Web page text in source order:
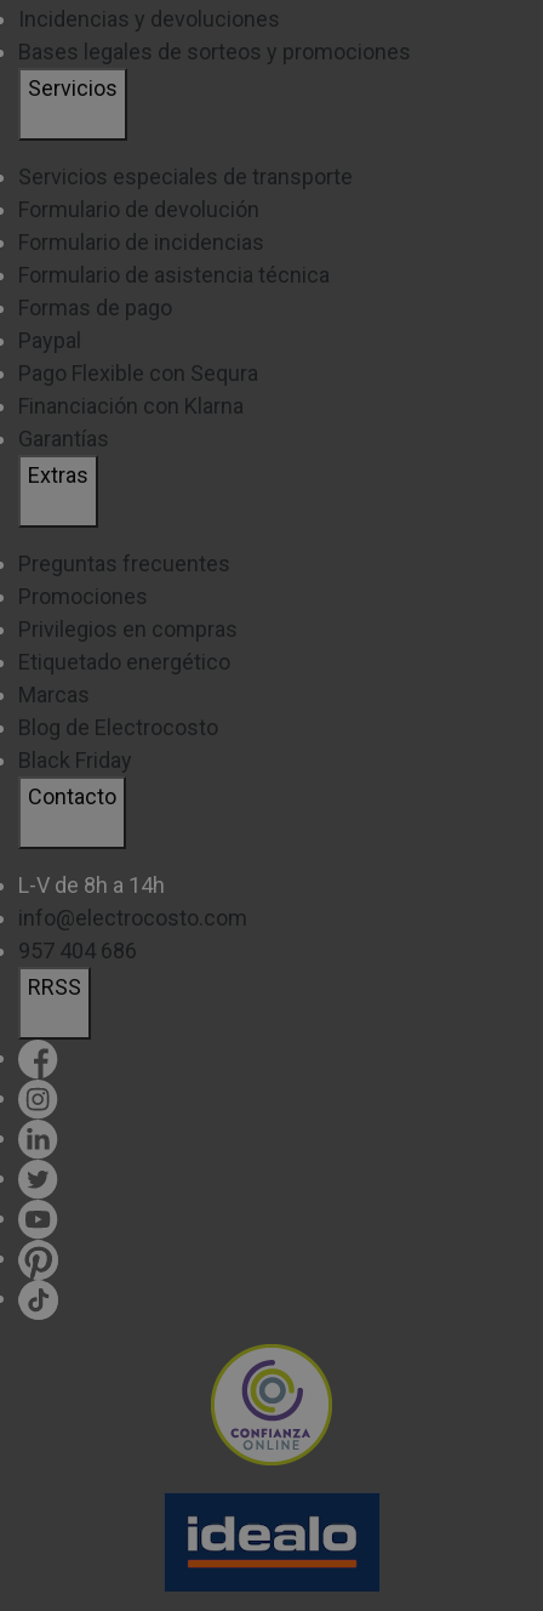
Incidencias y devoluciones
Bases legales de sorteos y promociones
Servicios
Servicios especiales de transporte
Formulario de devolución
Formulario de incidencias
Formulario de asistencia técnica
Formas de pago
Paypal
Pago Flexible con Sequra
Financiación con Klarna
Garantías
Extras
Preguntas frecuentes
Promociones
Privilegios en compras
Etiquetado energético
Marcas
Blog de Electrocosto
Black Friday
Contacto
L-V de 8h a 14h
info@electrocosto.com
957 404 686
RRSS